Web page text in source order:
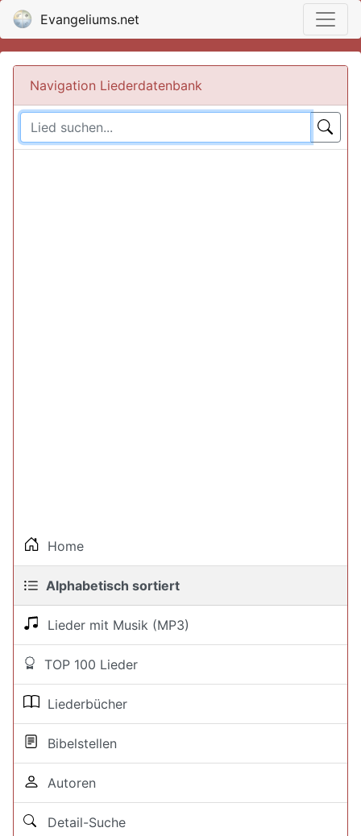
Evangeliums.net
Navigation Liederdatenbank
Home
Alphabetisch sortiert
Lieder mit Musik (MP3)
TOP 100 Lieder
Liederbücher
Bibelstellen
Autoren
Detail-Suche